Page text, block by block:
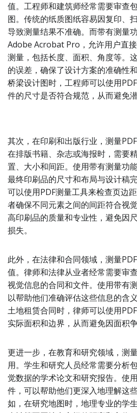
值。工程师和建筑师经常需要审查
图。传统的纸质图纸容易因复印、
导致测量结果不准确。而带有测量
Adobe Acrobat Pro，允许用户直
测量，包括长度、面积、角度等。
的误差，确保了设计方案的准确性
桥梁设计图时，工程师可以使用
件的尺寸是否符合规范，从而避免
其次，在印刷和出版行业，测量
在排版书籍、杂志或海报时，需要
置、大小和间距。使用带有测量功
最终印刷品的尺寸和布局与设计稿
可以使用PDF测量工具来检查页边
者确保不同元素之间的间距符合视
高印刷品的质量和专业性，避免因
损失。
此外，在法律和合同领域，测量
值。律师和法律从业者经常需要审
视觉信息的合同和文件。使用带有
以帮助他们准确评估这些信息的含
土地租赁合同时，律师可以使用
实际面积和边界，从而避免因面积
更进一步，在教育和研究领域，测
用。学生和研究人员经常需要分析
觉数据的学术论文和研究报告。使
件，可以帮助他们更深入地理解这
如，在研究地图时，地理专业的学